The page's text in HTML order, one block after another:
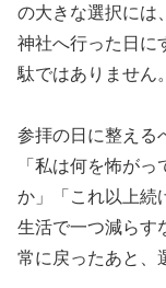
の大きな選択には
神社へ行った日に
駄ではありません。
参拝の日に整える
「私は何を怖が
か」「これ以上続
生活で一つ減らす
常に戻ったあと、